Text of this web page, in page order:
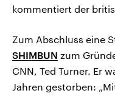
kommentiert der
Zum Abschluss eine
SHIMBUN zum
CNN, Ted Turner. Er
Jahren gestorben: